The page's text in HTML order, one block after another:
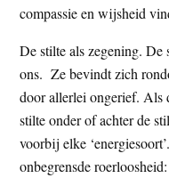
compassie en wijsheid
De stilte als zegening.
ons. Ze bevindt zich
door allerlei ongerief. Als
stilte onder of achter de
voorbij elke
onbegrensde